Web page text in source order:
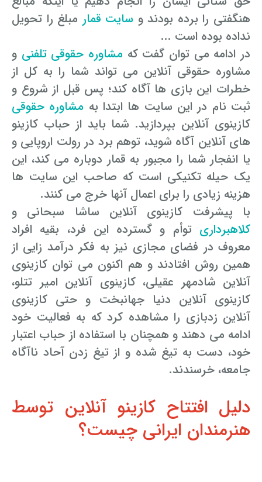
انتشار تصویر و فیلم اشخاص
مشاوره حقوقی جرم هک
مجازات های قانونی در بازی های آنلاین
مشاوره حقوقی جرم لواط
لواط دانش آموزان در مدرسه
مجازات جرم لواط
مشاوره حقوقی جرایم امنیتی داخلی و خارجی
اسید پاشی منتهی به قتل
اسید پاشی منتهی به صدمه
مشاوره حقوقی جرم کشف حجاب
مشاوره حقوقی جرم توهین به مقدسات مذهبی
جرم روزه خواری در ماه رمضان
اهانت به مقدسات مذهبی
اهانت شدید به مقدسات (ساب النبی)
اسید پاشی منتهی به از کار افتادن عضو
استفاده حمل نگهداری تعمیر ماهواره
مجازات حمل اسلحه بدون مجوز
مجازات شکار غیر مجاز
تبانی در معاملات دولتی
اوراق کردن اتومبیل بدون مجوز قانونی
مشاوره حقوقی جرم رشا و ارتشا
مشاوره حقوقی جرم خودکشی
مشاوره حقوقی آلودگی محیط زیست
مشاوره حقوقی مزاحمت واتساپی
اعاده دادرسی در دعوی حقوقی (غیر مالی)
اعاده دادرسی در دعوی حقوقی (مالی)
مشاوره رایگان با وکیل مواد مخدر
وکیل مواد مخدر
قانون آلودگی صوتی
شکایت از آلودگی صوتی
وکیل کیفری آنلاین
رویکرد حادثه بدون شاهد
مشاوره حقوقی تخریب
رفع بلاتکلیفی زن در طلاق
آموزش طلاق برای ازدواج با مرد بهتر
وکیل مرد برای طلاق
طلاق کی اقسام
حکم طلاق ۵ ساعته
همه چیز درباره عده طلاق بائن خلعی
اعلام آمادگی برای طلاق
چگونه طلاق بخواهیم؟
وکیل طلاق در گلستان
وکیل طلاق در اهواز
وکیل طلاق در تهران
وکیل طلاق در تبریز
وکیل طلاق در مازندران
وکیل طلاق کرج
وکیل طلاق خیانتی
وکیل ماهر برای طلاق
وکیل طلاق مشاوره رایگان
هنگفتی را برده بودند و سایت قمار مبلغ را تحویل
نداده بوده است ...
در ادامه می توان گفت که مشاوره حقوقی تلفنی و
مشاوره حقوقی آنلاین می تواند شما را به کل از
خطرات این بازی ها آگاه کند؛ پس قبل از شروع و
ثبت نام در این سایت ها ابتدا به مشاوره حقوقی
کازینوی آنلاین بپردازید. شما باید از حباب کازینو
های آنلاین آگاه شوید، توهم برد در رولت اروپایی و
یا انفجار شما را مجبور به قمار دوباره می کند، این
یک حیله تکنیکی است که صاحب این سایت ها
هزینه زیادی را برای اعمال آنها خرج می کنند.
با پیشرفت کازینوی آنلاین ساشا سبحانی و
کلاهبرداری توأم و گسترده این فرد، بقیه افراد
معروف در فضای مجازی نیز به فکر درآمد زایی از
همین روش افتادند و هم اکنون می توان کازینوی
آنلاین شادمهر عقیلی، کازینوی آنلاین امیر تتلو،
کازینوی آنلاین دنیا جهانبخت و حتی کازینوی
آنلاین زدبازی را مشاهده کرد که به فعالیت خود
ادامه می دهند و همچنان با استفاده از حباب اعتبار
خود، دست به تیغ شده و از تیغ زدن آحاد ناآگاه
جامعه، خرسندند.
دلیل افتتاح کازینو آنلاین توسط
هنرمندان ایرانی چیست؟